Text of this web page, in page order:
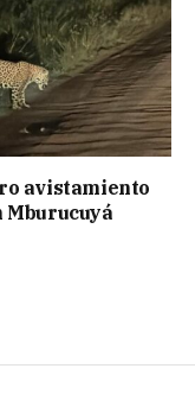
avistamiento
Mburucuyá